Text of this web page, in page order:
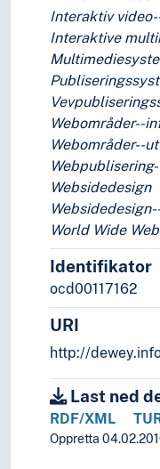
Interaktiv
Interaktive
Webområder--
Webområder--
Websidedesign
World Wide
Identifikator
ocd00117162
URI
http://
Last ned
RDF/XML
Oppretta